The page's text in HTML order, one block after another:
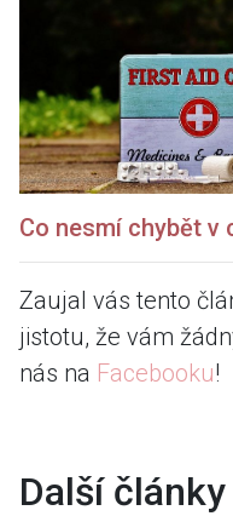
Co nesmí chybět v
Zaujal vás tento
jistotu, že vám
nás na Facebooku!
Další